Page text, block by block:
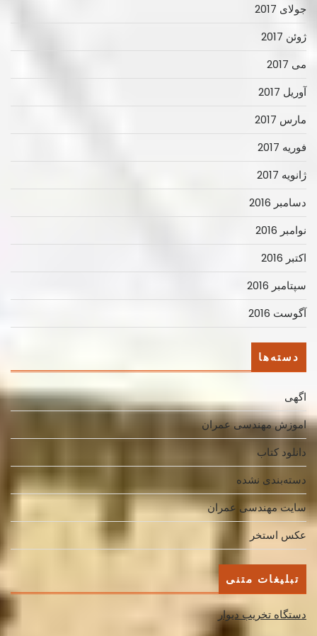
جولای 2017
ژوئن 2017
می 2017
آوریل 2017
مارس 2017
فوریه 2017
ژانویه 2017
دسامبر 2016
نوامبر 2016
اکتبر 2016
سپتامبر 2016
آگوست 2016
دسته‌ها
اگهی
اموزش مهندسی عمران
دانلود کتاب
دسته‌بندی نشده
سایت مهندسی عمران
عکس استخر
تبلیغات متنی
دستگاه تخریب دیوار